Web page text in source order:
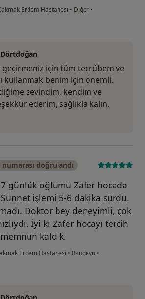
Erdem Hastanesi • Diğer •
f....k
geçirmeniz için tüm tecrübem ve
kullanmak benim için önemli.
sevindim, kendim ve
ederim, sağlıkla kalın.
numarası doğrulandı
günlük oğlumu Zafer hocada
işlemi 5-6 dakika sürdü.
Doktor bey deneyimli, çok
İyi ki Zafer hocayı tercih
kaldık.
Erdem Hastanesi • Randevu •
şe...z